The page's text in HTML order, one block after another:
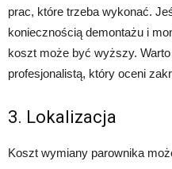
prac, które trzeba wykonać.
koniecznością demontażu i
koszt może być wyższy.
profesjonalistą, który oceni
3. Lokalizacja
Koszt wymiany parownika